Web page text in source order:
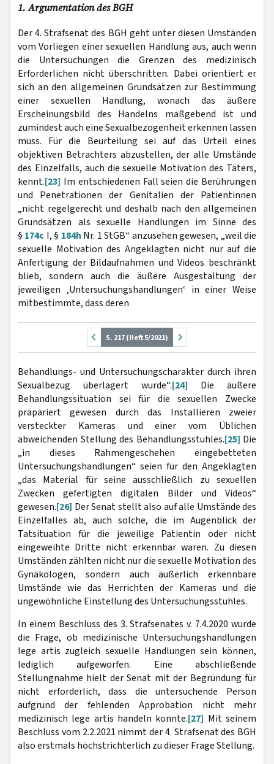
1. Argumentation des BGH
Der 4. Strafsenat des BGH geht unter diesen Umständen
vom Vorliegen einer sexuellen Handlung aus, auch wenn
die Untersuchungen die Grenzen des medizinisch
Erforderlichen nicht überschritten. Dabei orientiert er
sich an den allgemeinen Grundsätzen zur Bestimmung
einer sexuellen Handlung, wonach das äußere
Erscheinungsbild des Handelns maßgebend ist und
zumindest auch eine Sexualbezogenheit erkennen lassen
muss. Für die Beurteilung sei auf das Urteil eines
objektiven Betrachters abzustellen, der alle Umstände
des Einzelfalls, auch die sexuelle Motivation des Täters,
kennt.[23] Im entschiedenen Fall seien die Berührungen
und Penetrationen der Genitalien der Patientinnen
„nicht regelgerecht und deshalb nach den allgemeinen
Grundsätzen als sexuelle Handlungen im Sinne des
§ 174c I, § 184h Nr. 1 StGB“ anzusehen gewesen, „weil die
sexuelle Motivation des Angeklagten nicht nur auf die
Anfertigung der Bildaufnahmen und Videos beschränkt
blieb, sondern auch die äußere Ausgestaltung der
jeweiligen ‚Untersuchungshandlungen‘ in einer Weise
mitbestimmte, dass deren
S. 217 (Heft 5/2021)
Behandlungs- und Untersuchungscharakter durch ihren
Sexualbezug überlagert wurde“.[24] Die äußere
Behandlungssituation sei für die sexuellen Zwecke
präpariert gewesen durch das Installieren zweier
versteckter Kameras und einer vom Üblichen
abweichenden Stellung des Behandlungsstuhles.[25] Die
„in dieses Rahmengeschehen eingebetteten
Untersuchungshandlungen“ seien für den Angeklagten
„das Material für seine ausschließlich zu sexuellen
Zwecken gefertigten digitalen Bilder und Videos“
gewesen.[26] Der Senat stellt also auf alle Umstände des
Einzelfalles ab, auch solche, die im Augenblick der
Tatsituation für die jeweilige Patientin oder nicht
eingeweihte Dritte nicht erkennbar waren. Zu diesen
Umständen zählten nicht nur die sexuelle Motivation des
Gynäkologen, sondern auch äußerlich erkennbare
Umstände wie das Herrichten der Kameras und die
ungewöhnliche Einstellung des Untersuchungsstuhles.
In einem Beschluss des 3. Strafsenates v. 7.4.2020 wurde
die Frage, ob medizinische Untersuchungshandlungen
lege artis zugleich sexuelle Handlungen sein können,
lediglich aufgeworfen. Eine abschließende
Stellungnahme hielt der Senat mit der Begründung für
nicht erforderlich, dass die untersuchende Person
aufgrund der fehlenden Approbation nicht mehr
medizinisch lege artis handeln konnte.[27] Mit seinem
Beschluss vom 2.2.2021 nimmt der 4. Strafsenat des BGH
also erstmals höchstrichterlich zu dieser Frage Stellung.